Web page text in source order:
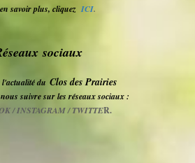
savoir plus, cliquez ICI.
sociaux
du Clos des Prairies
suivre sur les réseaux sociaux :
/ INSTAGRAM / TWITTER.